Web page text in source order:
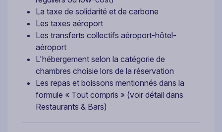
La taxe de solidarité et de carbone
Les taxes aéroport
Les transferts collectifs aéroport-hôtel-
aéroport
L'hébergement selon la catégorie de
chambres choisie lors de la réservation
Les repas et boissons mentionnés dans la
formule « Tout compris » (voir détail dans
Restaurants & Bars)